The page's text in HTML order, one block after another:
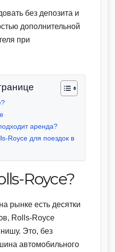
без депозита и
дополнительной
при
аренда?
Royce для поездок в
Royce?
рынке есть десятки
Rolls-Royce
Это, без
автомобильного